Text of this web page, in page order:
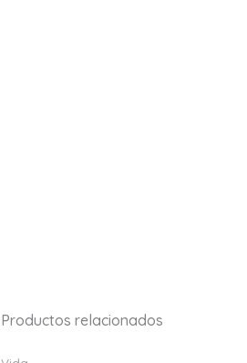
Productos relacionados